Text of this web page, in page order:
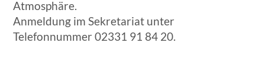
Atmosphäre.
Anmeldung im Sekretariat unter
Telefonnummer 02331 91 84 20.